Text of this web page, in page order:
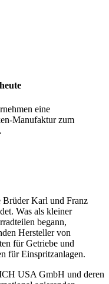
eine
Manufaktur zum
Karl und Franz
Was als kleiner
begann,
Hersteller von
für Getriebe und
für Einspritzanlagen.
USA GmbH und deren